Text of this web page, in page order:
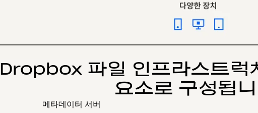
Dropbox 파일 인프라스트럭
요소로 구성됩
메타데이터 서버